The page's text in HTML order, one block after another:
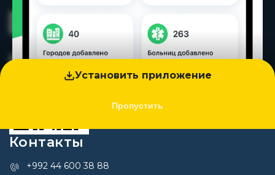
Установить приложение
Пропустить
Контакты
+992 44 600 38 88